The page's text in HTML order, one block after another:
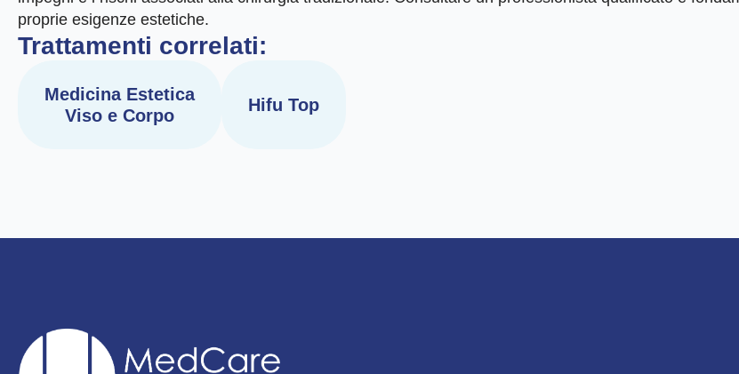
proprie esigenze estetiche.
Trattamenti correlati:
Medicina Estetica
Viso e Corpo
Hifu Top